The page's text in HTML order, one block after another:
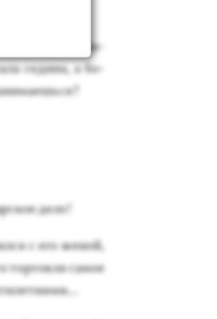
на и­еру­салим­
се­дина, а бо­
де­ло!
с его же­ной,
тор­говля са­мое